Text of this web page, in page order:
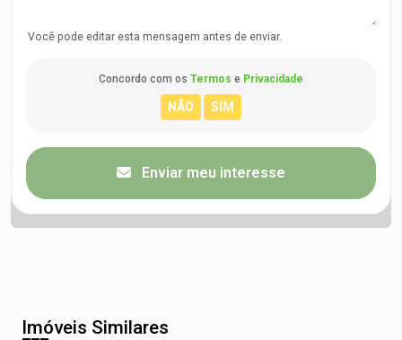
Você pode editar esta mensagem antes de enviar.
Concordo com os Termos e Privacidade
Enviar meu interesse
Imóveis Similares